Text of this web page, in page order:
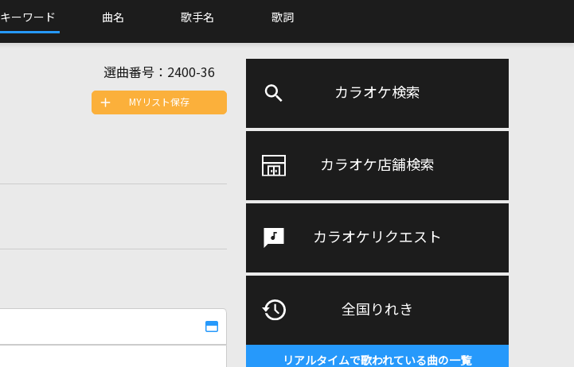
キーワード 曲名 歌手名 歌詞
カラオケ検索
カラオケ店舗検索
カラオケリクエスト
全国りれき
リアルタイムで歌われている曲の一覧
選曲番号： 2400-36
MYリスト保存